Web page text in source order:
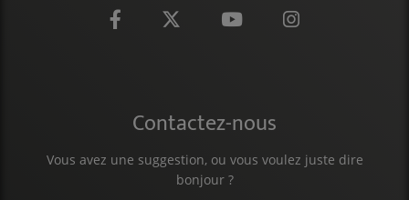
Contactez-nous
Vous avez une suggestion, ou vous voulez juste dire
bonjour ?